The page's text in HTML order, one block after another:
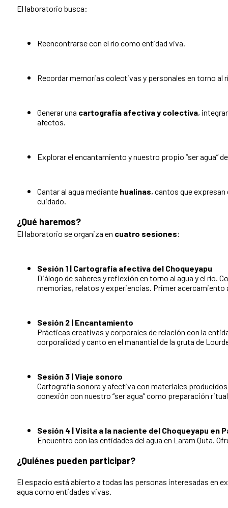
El laboratorio busca:
Reencontrarse con el río como entidad viva.
Recordar memorias colectivas y personales en torno al
Generar una cartografía afectiva y colectiva,
afectos.
Explorar el encantamiento y nuestro propio “ser agua”
Cantar al agua mediante hualinas, cantos que
cuidado.
¿Qué haremos?
El laboratorio se organiza en cuatro sesiones:
Sesión 1 | Cartografía afectiva del Choqueyapu
Diálogo de saberes y reflexión en torno al agua y el río.
memorias, relatos y experiencias. Primer acercamiento
Sesión 2 | Encantamiento
Prácticas creativas y corporales de relación con la
corporalidad y canto en el manantial de la gruta de
Sesión 3 | Viaje sonoro
Cartografía sonora y afectiva con materiales
conexión con nuestro “ser agua” como preparación
Sesión 4 | Visita a la naciente del Choqueyapu en
Encuentro con las entidades del agua en Laram Quta.
¿Quiénes pueden participar?
El espacio está abierto a todas las personas interesadas en
agua como entidades vivas.